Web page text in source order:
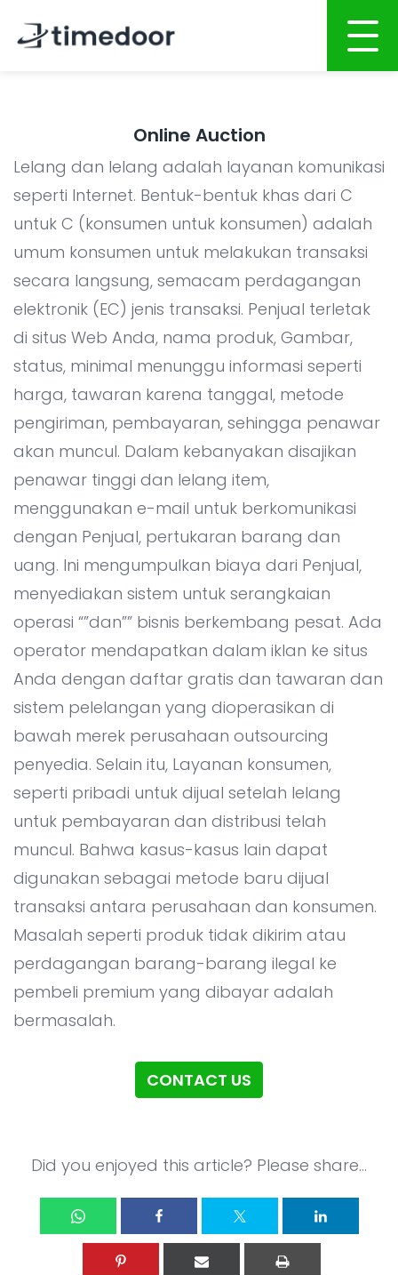
Services
AI POWERED SOFTWARE DEVELOPMENT
Mobile Apps Development
System Development
AI System Integration
All Service
Portfolio
CSR
Blog
Online Auction
Lelang dan lelang adalah layanan komunikasi
seperti Internet. Bentuk-bentuk khas dari C
untuk C (konsumen untuk konsumen) adalah
umum konsumen untuk melakukan transaksi
secara langsung, semacam perdagangan
elektronik (EC) jenis transaksi. Penjual terletak
di situs Web Anda, nama produk, Gambar,
status, minimal menunggu informasi seperti
harga, tawaran karena tanggal, metode
pengiriman, pembayaran, sehingga penawar
akan muncul. Dalam kebanyakan disajikan
penawar tinggi dan lelang item,
menggunakan e-mail untuk berkomunikasi
dengan Penjual, pertukaran barang dan
uang. Ini mengumpulkan biaya dari Penjual,
menyediakan sistem untuk serangkaian
operasi “”dan”” bisnis berkembang pesat. Ada
operator mendapatkan dalam iklan ke situs
Anda dengan daftar gratis dan tawaran dan
sistem pelelangan yang dioperasikan di
bawah merek perusahaan outsourcing
penyedia. Selain itu, Layanan konsumen,
seperti pribadi untuk dijual setelah lelang
untuk pembayaran dan distribusi telah
muncul. Bahwa kasus-kasus lain dapat
digunakan sebagai metode baru dijual
transaksi antara perusahaan dan konsumen.
Masalah seperti produk tidak dikirim atau
perdagangan barang-barang ilegal ke
pembeli premium yang dibayar adalah
bermasalah.
CONTACT US
Did you enjoyed this article? Please share...